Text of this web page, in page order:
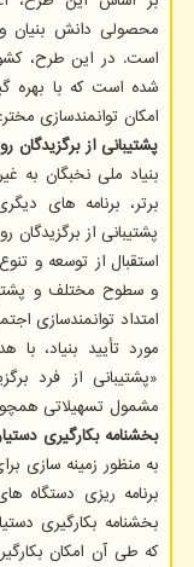
محصولی دانش بنیان
شده است که با بهره
امکان توانمندسازی
پشتیبانی از برگزیدگان
بنیاد ملی نخبگان به
برتر، برنامه های
پشتیبانی از
استقبال از توسعه و
و سطوح مختلف و
امتداد توانمندسازی
مورد تأیید بنیاد،
«پشتیبانی از فرد
مشمول تسهیلاتی
بخشنامه بکارگیری
به منظور زمینه سازی
برنامه ریزی دستگاه